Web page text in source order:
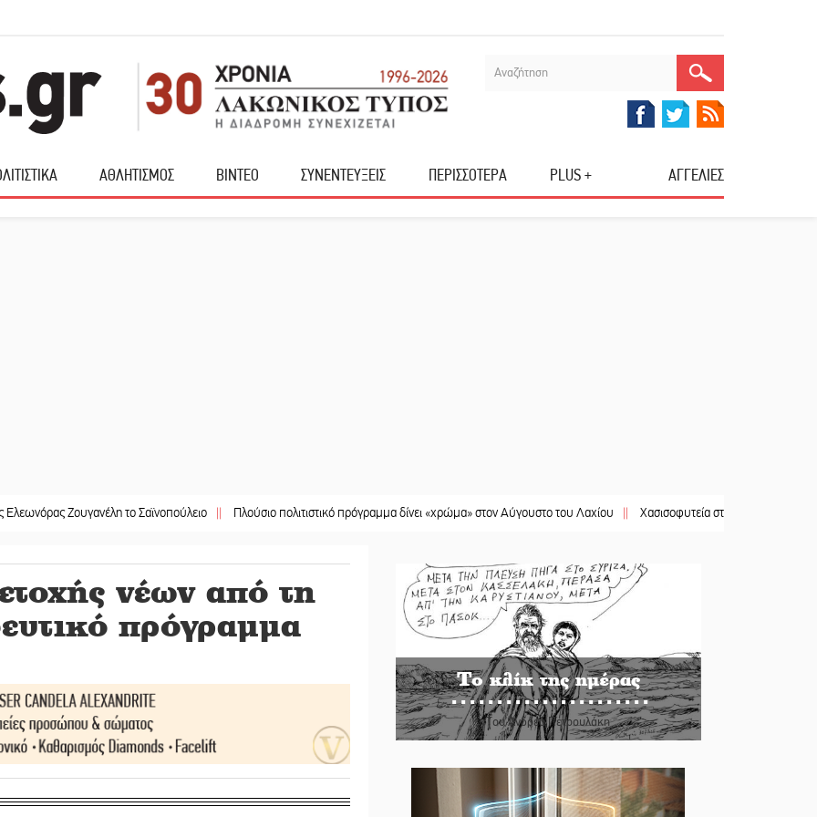
ΑΘΛΗΤΙΣΜΟΣ ΒΙΝΤΕΟ ΣΥΝΕΝΤΕΥΞΕΙΣ ΠΕΡΙΣΣΟΤΕΡΑ PLUS + ΑΓΓΕΛΙΕΣ
Ζουγανέλη το Σαϊνοπούλειο || Πλούσιο πολιτιστικό πρόγραμμα δίνει «χρώμα» στον Αύγουστο του Λαχίου || Χασισοφυτεία στην Παλαιοπαναγιά
νέων από τη
πρόγραμμα
Το κλίκ της ημέρας
Του Ανδρέα Πετρουλάκη